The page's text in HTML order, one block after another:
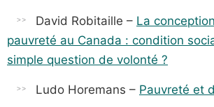
David Robitaille – La
pauvreté au Canada : condition
simple question de volonté ?
Ludo Horemans – Pauvreté et